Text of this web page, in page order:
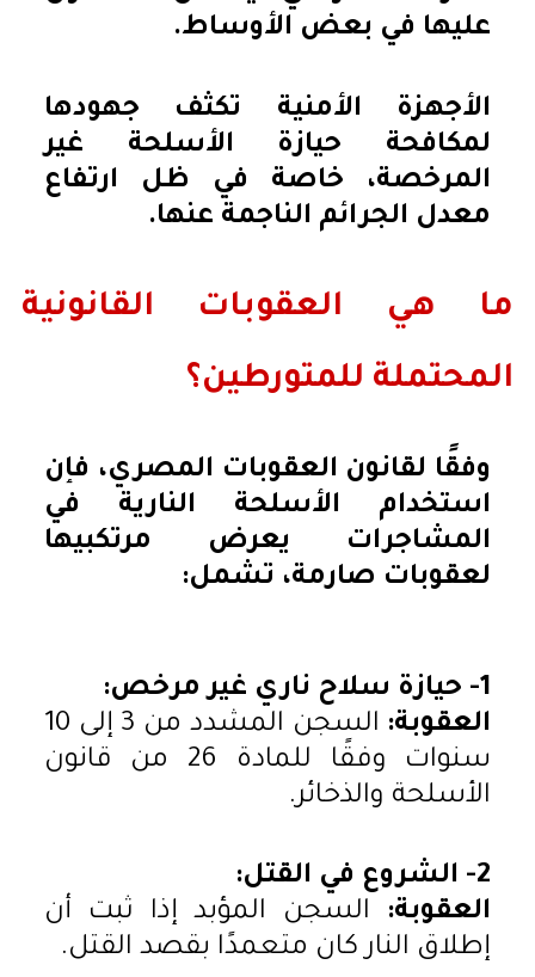
عليها في بعض الأوساط.
الأجهزة الأمنية تكثف جهودها
لمكافحة حيازة الأسلحة غير
المرخصة، خاصة في ظل ارتفاع
معدل الجرائم الناجمة عنها.
ما هي العقوبات القانونية
المحتملة للمتورطين؟
وفقًا لقانون العقوبات المصري، فإن
استخدام الأسلحة النارية في
المشاجرات يعرض مرتكبيها
لعقوبات صارمة، تشمل:
1- حيازة سلاح ناري غير مرخص:
العقوبة:
السجن المشدد من 3 إلى 10
سنوات وفقًا للمادة 26 من قانون
الأسلحة والذخائر.
2- الشروع في القتل:
العقوبة: السجن المؤبد إذا ثبت أن
إطلاق النار كان متعمدًا بقصد القتل.